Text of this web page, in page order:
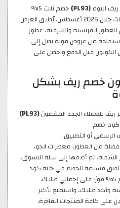
اليوم(PL93)
خصم ثابت 5%
ساري الصلاحية على جميع الطلبات خلال 2026 أغسطس. يُطبق العرض
الفرنسية والشرقية، عطور
من عروض قوية تصل إلى
الكوبون قبل الدفع واحصل على
خصم ريف بشكل
للعملاء الجدد المضمون(PL93)
كود خصم.
الرسمي أو التطبيق.
من العطور، معطرات الجو،
الشفاه، ثم أضفها إلى سلة التسوق.
قسيمة الخصم في خانة كود
وأكد طلبك، واستمتع بأكبر
على كافة المنتجات الفاخرة.